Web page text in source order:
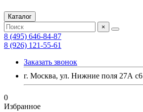
Каталог
×
8 (495) 646-84-87
8 (926) 121-55-61
Заказать звонок
г. Москва, ул. Нижние поля 27А с6
0
Избранное